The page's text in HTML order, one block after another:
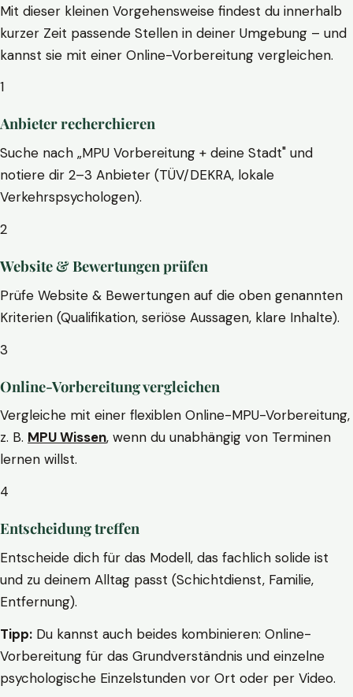
Mit dieser kleinen Vorgehensweise findest du innerhalb
kurzer Zeit passende Stellen in deiner Umgebung – und
kannst sie mit einer Online-Vorbereitung vergleichen.
1
Anbieter recherchieren
Suche nach „MPU Vorbereitung + deine Stadt" und
notiere dir 2–3 Anbieter (TÜV/DEKRA, lokale
Verkehrspsychologen).
2
Website & Bewertungen prüfen
Prüfe Website & Bewertungen auf die oben genannten
Kriterien (Qualifikation, seriöse Aussagen, klare Inhalte).
3
Online-Vorbereitung vergleichen
Vergleiche mit einer flexiblen Online-MPU-Vorbereitung,
z. B. MPU Wissen, wenn du unabhängig von Terminen
lernen willst.
4
Entscheidung treffen
Entscheide dich für das Modell, das fachlich solide ist
und zu deinem Alltag passt (Schichtdienst, Familie,
Entfernung).
Tipp: Du kannst auch beides kombinieren: Online-
Vorbereitung für das Grundverständnis und einzelne
psychologische Einzelstunden vor Ort oder per Video.